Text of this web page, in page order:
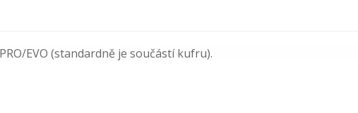
EVO (standardně je součástí kufru).